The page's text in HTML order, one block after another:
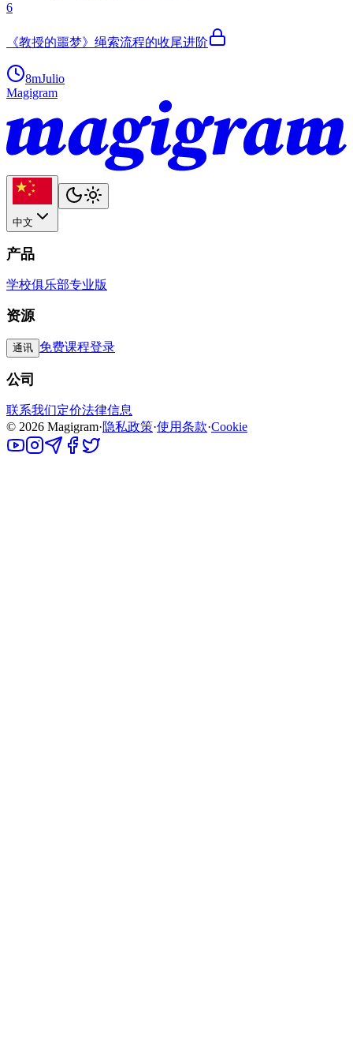
6
《教授的噩梦》绳索流程的收尾进阶
8mJulio
Magigram
中文
产品
学校俱乐部专业版
资源
通讯 免费课程登录
公司
联系我们定价法律信息
© 2026 Magigram·隐私政策·使用条款·Cookie